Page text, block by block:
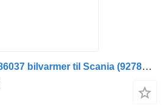
Incalzitor de apa 92786037 bilvarmer til Scania (92786037, 23265085-17) – Second Hand lastbil